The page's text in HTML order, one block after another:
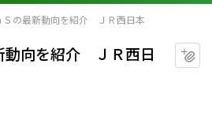
Ｓの最新動向を紹介 ＪＲ西日本
動向を紹介 ＪＲ西日